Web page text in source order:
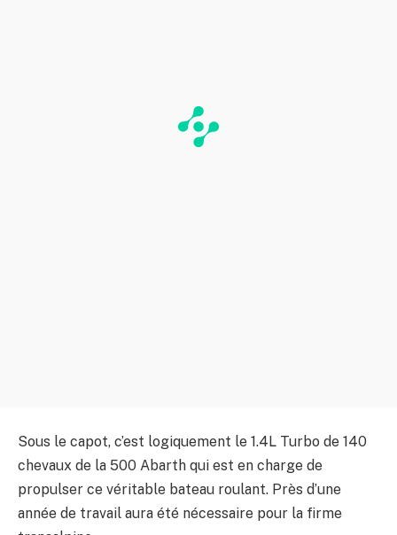
Sous le capot, c’est logiquement le 1.4L Turbo de 140
chevaux de la 500 Abarth qui est en charge de
propulser ce véritable bateau roulant. Près d’une
année de travail aura été nécessaire pour la firme